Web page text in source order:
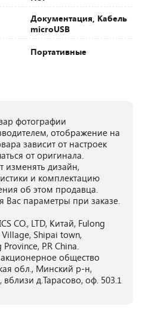
Документация, Кабель
microUSB
Портативные
фотографии
отображение на
зависит от настроек
от оригинала.
изменять дизайн,
и комплектацию
об этом продавца.
Вас параметры при заказе.
CO., LTD, Китай, Fulong
Shipai town,
P.R China.
общество
обл., Минский р-н,
д.Тарасово, оф. 503.1